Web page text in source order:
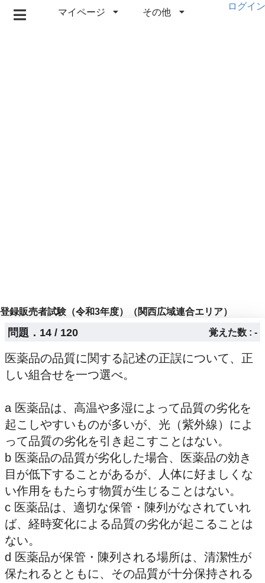
マイページ その他
ログイン
登録販売者試験（令和3年度）（関西広域連合エリア）
問題．14 / 120 覚えた数 : -
医薬品の品質に関する記述の正誤について、正
しい組合せを一つ選べ。
a 医薬品は、高温や多湿によって品質の劣化を
起こしやすいものが多いが、光（紫外線）によ
って品質の劣化を引き起こすことはない。
b 医薬品の品質が劣化した場合、医薬品の効き
目が低下することがあるが、人体に好ましくな
い作用をもたらす物質が生じることはない。
c 医薬品は、適切な保管・陳列がなされていれ
ば、経時変化による品質の劣化が起こることは
ない。
d 医薬品が保管・陳列される場所は、清潔性が
保たれるとともに、その品質が十分保持される